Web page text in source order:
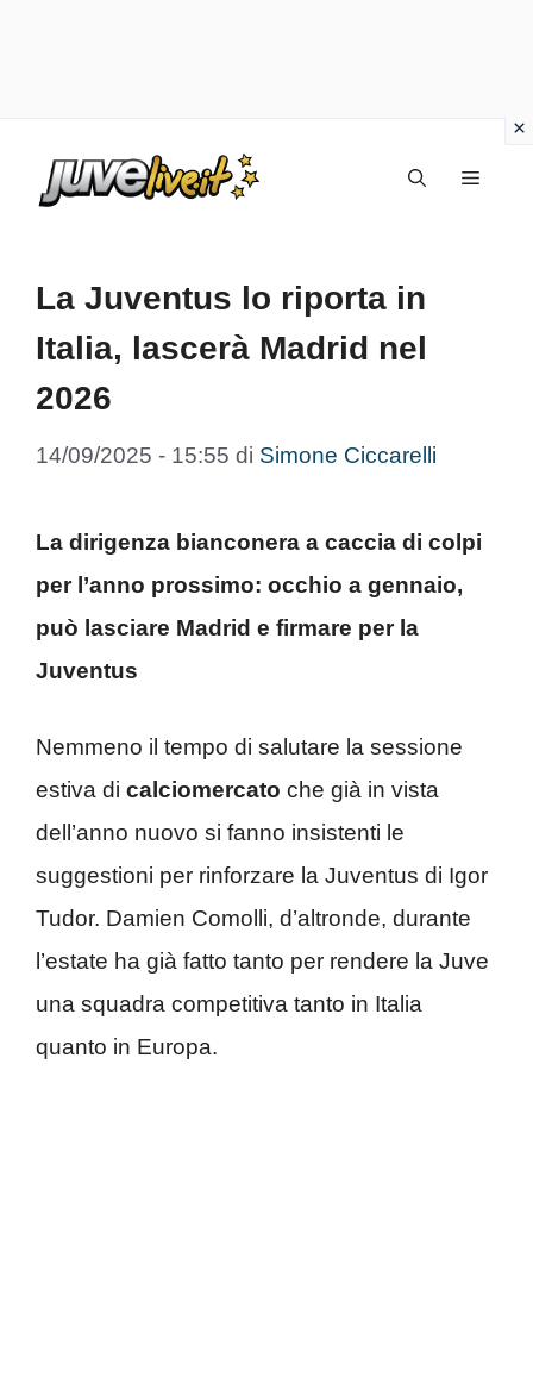
Menu
La Juventus lo riporta in
Italia, lascerà Madrid nel
2026
14/09/2025 - 15:55 di Simone Ciccarelli
La dirigenza bianconera a caccia di colpi
per l’anno prossimo: occhio a gennaio,
può lasciare Madrid e firmare per la
Juventus
Nemmeno il tempo di salutare la sessione
estiva di calciomercato che già in vista
dell’anno nuovo si fanno insistenti le
suggestioni per rinforzare la Juventus di Igor
Tudor. Damien Comolli, d’altronde, durante
l’estate ha già fatto tanto per rendere la Juve
una squadra competitiva tanto in Italia
quanto in Europa.